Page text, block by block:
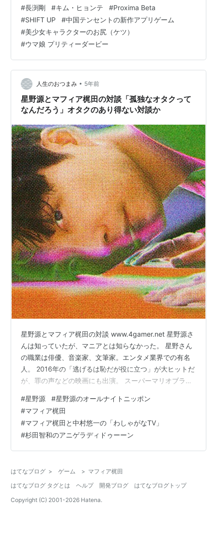
ご覧ください。 映画を極めろ一直線女子 1903年生まれ
小さめ背中 巨大過ぎる御山映画富士「千恵蔵御大」に挑
む男たち 水戸黄門29本出演の…
#長渕剛 #キム・ヒョンテ #Proxima Beta
#SHIFT UP #中国テンセントの新作アプリゲーム
#美少女キャラクターのお尻（ケツ）
#ウマ娘 プリティーダービー
人生のおつまみ • 5年前
星野源とマフィア梶田の対談「孤独なオタクって
なんだろう」オタクのあり得ない対談か
星野源とマフィア梶田の対談 www.4gamer.net 星野源さ
んは知っていたが、マニアとは知らなかった。 星野さん
の職業は俳優、音楽家、文筆家。エンタメ業界での有名
人。 2016年の「逃げるは恥だが役に立つ」が大ヒットだ
が、罪の声などの映画にも出演。 スーパーマリオブラザ
星野さんはオタクな素顔があったということで驚いてい
る。 アニメオタクには有名だと思うマフィア梶田さんと
知り合いだったとは。 声優の中村さんの動画や杉田さん
のラジオにも主演して、ビックリした。 一人のオタクと
しての星野さんを知ることができた。 ゲームファンにも
#星野源 #星野源のオールナイトニッポン
#マフィア梶田
#マフィア梶田と中村悠一の「わしゃがなTV」
#杉田智和のアニゲラディドゥーーン
はてなブログ > ゲーム > マフィア梶田
はてなブログ タグとは
ヘルプ 開発ブログ
はてなブログトップ
Copyright (C) 2001-2026 Hatena.